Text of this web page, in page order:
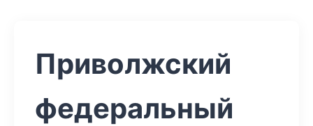
Приволжский
федеральный